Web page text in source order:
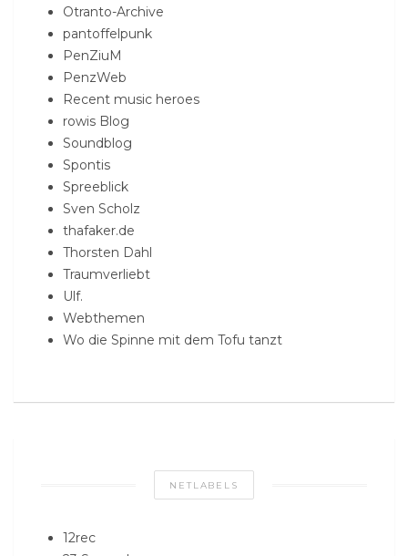
Otranto-Archive
pantoffelpunk
PenZiuM
PenzWeb
Recent music heroes
rowis Blog
Soundblog
Spontis
Spreeblick
Sven Scholz
thafaker.de
Thorsten Dahl
Traumverliebt
Ulf.
Webthemen
Wo die Spinne mit dem Tofu tanzt
NETLABELS
12rec